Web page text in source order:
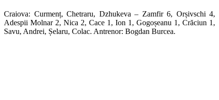
Craiova: Curmenț, Chetraru, Dzhukeva – Zamfir 6, Orșivschi 4,
Adespii Molnar 2, Nica 2, Cace 1, Ion 1, Gogoșeanu 1, Crăciun 1,
Savu, Andrei, Șelaru, Colac. Antrenor: Bogdan Burcea.